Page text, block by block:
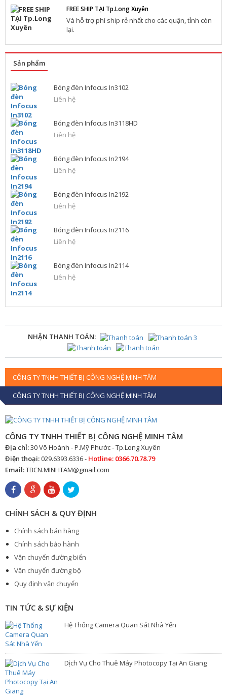
FREE SHIP TẠI Tp.Long Xuyên
Và hỗ trợ phí ship rẻ nhất cho các quận, tỉnh còn
lại.
Sản phẩm
Bóng đèn Infocus In3102
Liên hệ
Bóng đèn Infocus In3118HD
Liên hệ
Bóng đèn Infocus In2194
Liên hệ
Bóng đèn Infocus In2192
Liên hệ
Bóng đèn Infocus In2116
Liên hệ
Bóng đèn Infocus In2114
Liên hệ
NHẬN THANH TOÁN:
CÔNG TY TNHH THIẾT BỊ CÔNG NGHỆ MINH TÂM
CÔNG TY TNHH THIẾT BỊ CÔNG NGHỆ MINH TÂM
CÔNG TY TNHH THIẾT BỊ CÔNG NGHỆ MINH TÂM
Địa chỉ:30 Võ Hoành - P.Mỹ Phước - Tp.Long Xuyên
Điện thoại:029.6393.6336 - Hotline: 0366.70.78.79
Email:TBCN.MINHTAM@gmail.com
CHÍNH SÁCH & QUY ĐỊNH
Chính sách bán hàng
Chính sách bảo hành
Vận chuyển đường biển
Vận chuyển đường bộ
Quy định vận chuyển
TIN TỨC & SỰ KIỆN
Hệ Thống Camera Quan Sát Nhà Yến
Dịch Vụ Cho Thuê Máy Photocopy Tại An Giang